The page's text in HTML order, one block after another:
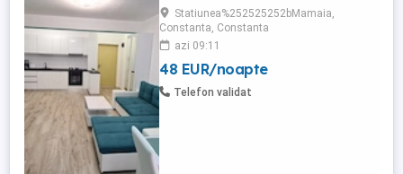
modern, situat în complexul Moonlight,
Residence, zona centrală una dintre cele
mai căutate locații din stațiune. Locație
restaurante, cluburi și puncte de atracție.
Etaj 8 ...
Statiunea%252525252bMamaia,
Constanta, Constanta
azi 09:11
48 EUR/noapte
Telefon validat